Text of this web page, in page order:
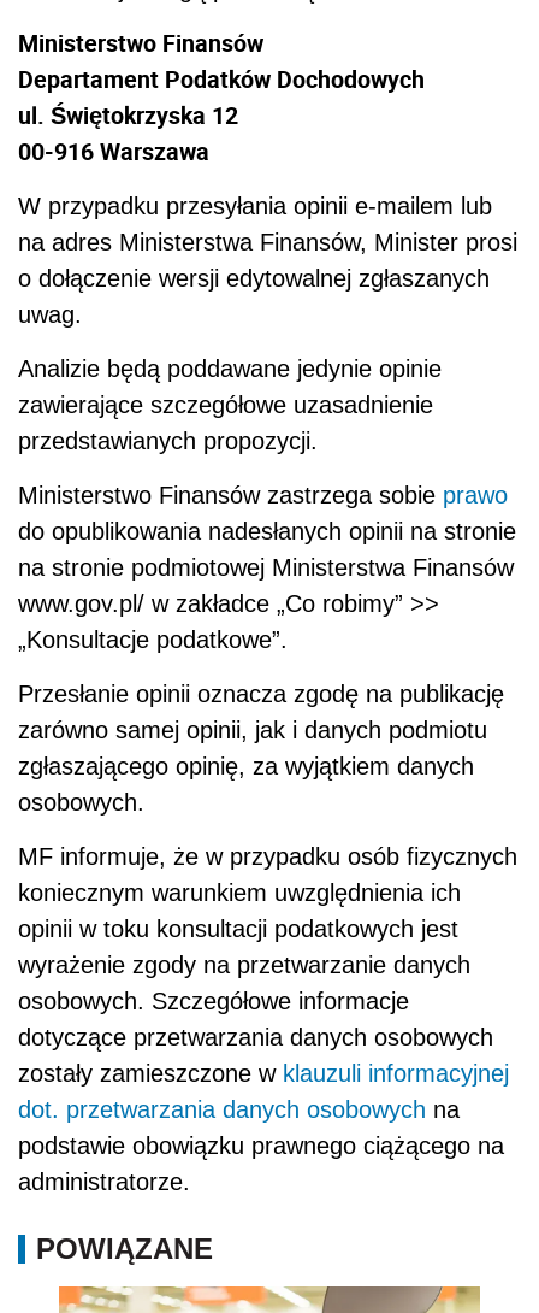
Ministerstwo Finansów
Departament Podatków Dochodowych
ul. Świętokrzyska 12
00-916 Warszawa
W przypadku przesyłania opinii e-mailem lub
na adres Ministerstwa Finansów, Minister prosi
o dołączenie wersji edytowalnej zgłaszanych
uwag.
Analizie będą poddawane jedynie opinie
zawierające szczegółowe uzasadnienie
przedstawianych propozycji.
Ministerstwo Finansów zastrzega sobie prawo
do opublikowania nadesłanych opinii na stronie
na stronie podmiotowej Ministerstwa Finansów
www.gov.pl/ w zakładce „Co robimy” >>
„Konsultacje podatkowe”.
Przesłanie opinii oznacza zgodę na publikację
zarówno samej opinii, jak i danych podmiotu
zgłaszającego opinię, za wyjątkiem danych
osobowych.
MF informuje, że w przypadku osób fizycznych
koniecznym warunkiem uwzględnienia ich
opinii w toku konsultacji podatkowych jest
wyrażenie zgody na przetwarzanie danych
osobowych. Szczegółowe informacje
dotyczące przetwarzania danych osobowych
zostały zamieszczone w klauzuli informacyjnej
dot. przetwarzania danych osobowych na
podstawie obowiązku prawnego ciążącego na
administratorze.
POWIĄZANE